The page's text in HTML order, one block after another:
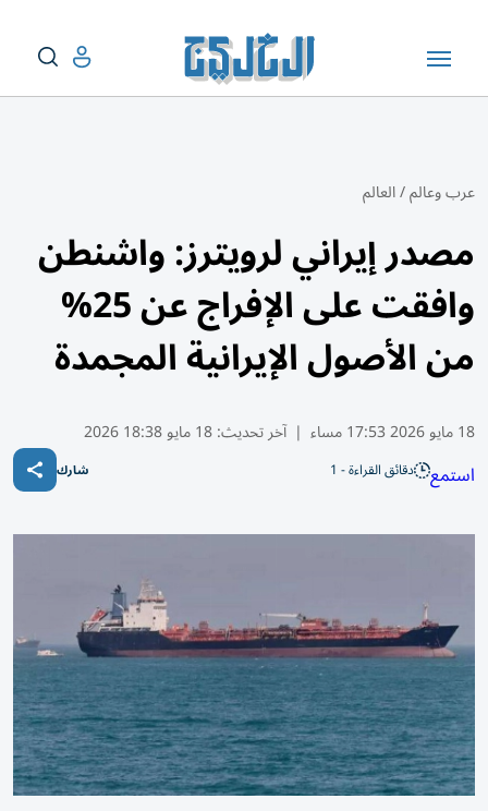
عرب وعالم/العالم
مصدر إيراني لرويترز: واشنطن
وافقت على الإفراج عن 25%
من الأصول الإيرانية المجمدة
18 مايو 2026 17:53 مساء | آخر تحديث:18 مايو 18:38 2026
استمع دقائق القراءة - 1 شارك